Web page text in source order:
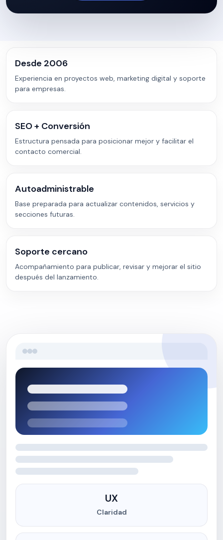
Desde 2006
Experiencia en proyectos web, marketing digital y soporte
para empresas.
SEO + Conversión
Estructura pensada para posicionar mejor y facilitar el
contacto comercial.
Autoadministrable
Base preparada para actualizar contenidos, servicios y
secciones futuras.
Soporte cercano
Acompañamiento para publicar, revisar y mejorar el sitio
después del lanzamiento.
UX
Claridad